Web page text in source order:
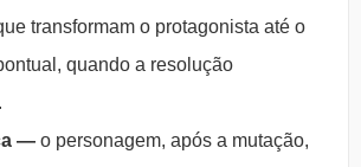
transformam o protagonista até o
quando a resolução
— o personagem, após a mutação,